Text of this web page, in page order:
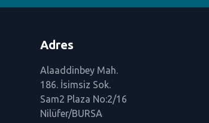
Adres
Alaaddinbey Mah.
186. İsimsiz Sok.
Sam2 Plaza No:2/16
Nilüfer/BURSA